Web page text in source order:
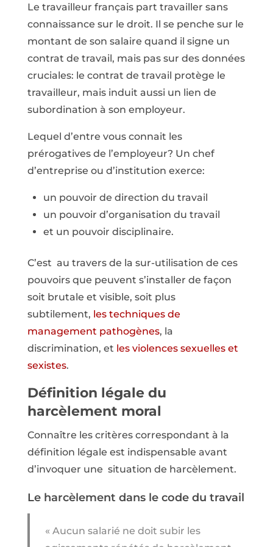
Le travailleur français part travailler sans
connaissance sur le droit. Il se penche sur le
montant de son salaire quand il signe un
contrat de travail, mais pas sur des données
cruciales: le contrat de travail protège le
travailleur, mais induit aussi un lien de
subordination à son employeur.
Lequel d’entre vous connait les
prérogatives de l’employeur? Un chef
d’entreprise ou d’institution exerce:
un pouvoir de direction du travail
un pouvoir d’organisation du travail
et un pouvoir disciplinaire.
C’est au travers de la sur-utilisation de ces
pouvoirs que peuvent s’installer de façon
soit brutale et visible, soit plus
subtilement, les techniques de
management pathogènes, la
discrimination, et les violences sexuelles et
sexistes.
Définition légale du
harcèlement moral
Connaître les critères correspondant à la
définition légale est indispensable avant
d’invoquer une situation de harcèlement.
Le harcèlement dans le code du travail
« Aucun salarié ne doit subir les